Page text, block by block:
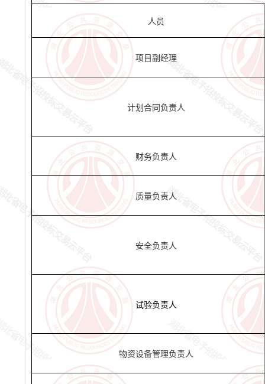
人员
项目副经理
计划合同负责人
财务负责人
质量负责人
安全负责人
试验负责人
物资设备管理负责人